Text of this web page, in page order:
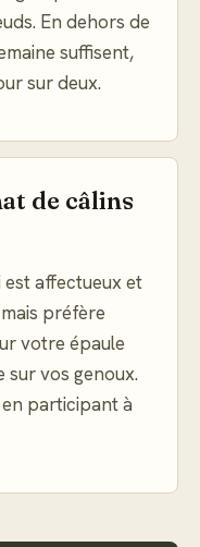
En dehors de
suffisent,
sur deux.
de câlins
est affectueux et
préfère
votre épaule
vos genoux.
participant à